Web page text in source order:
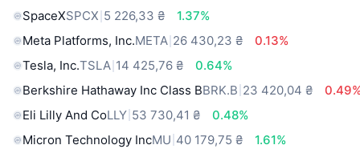
SpaceXSPCX 5 226,33 ₴
1.37%
Meta Platforms, Inc.META 26 430,23 ₴
0.13%
Tesla, Inc.TSLA 14 425,76 ₴
0.64%
Berkshire Hathaway Inc Class BBRK.B 23 420,04 ₴
Eli Lilly And CoLLY 53 730,41 ₴
0.48%
Micron Technology IncMU 40 179,75 ₴
1.61%